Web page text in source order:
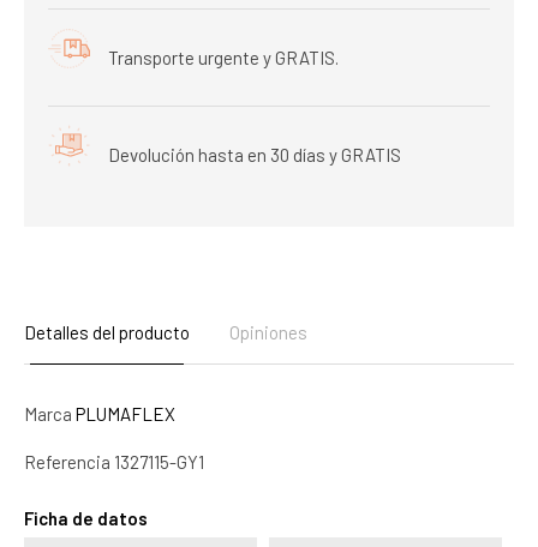
Transporte urgente y GRATIS.
Devolución hasta en 30 días y GRATIS
Detalles del producto Opiniones
Marca PLUMAFLEX
Referencia 1327115-GY1
Ficha de datos